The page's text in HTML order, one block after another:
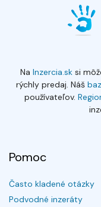
Na Inzercia.sksi
rýchly predaj. Náš
používateľov.
Pomoc
Často kladené otázky
Podvodné inzeráty